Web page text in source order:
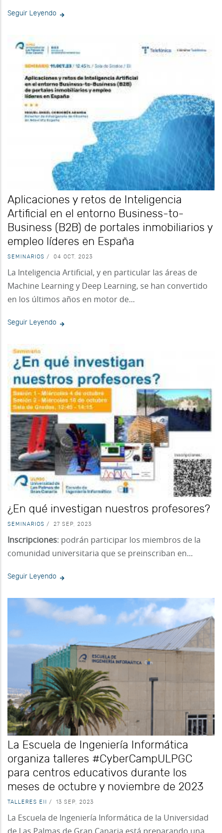
Seguir Leyendo
Aplicaciones y retos de Inteligencia
Artificial en el entorno Business-to-
Business (B2B) de portales inmobiliarios y
empleo líderes en España
SEMINARIOS / 04 OCT, 2023
La Inteligencia Artificial, y en particular las áreas de
Machine Learning y Deep Learning, se han convertido
en los últimos años en motor de...
Seguir Leyendo
¿En qué investigan nuestros profesores?
SEMINARIOS / 27 SEP, 2023
Inscripciones: podrán participar los miembros de la
comunidad universitaria que se preinscriban en...
Seguir Leyendo
La Escuela de Ingeniería Informática
organiza talleres #CyberCampULPGC
para centros educativos durante los
meses de octubre y noviembre de 2023
TALLERES EII / 13 SEP, 2023
La Escuela de Ingeniería Informática de la Universidad